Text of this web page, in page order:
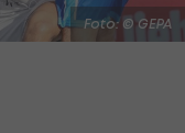
Foto: © GEPA